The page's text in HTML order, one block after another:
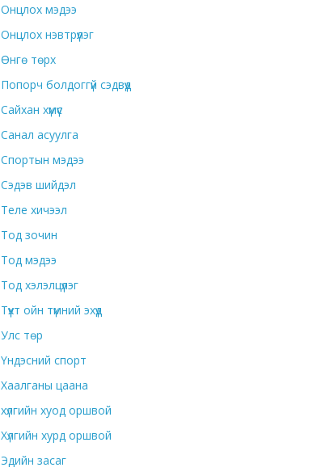
Онцлох мэдээ
Онцлох нэвтрүүлэг
Өнгө төрх
Попорч болдоггүй сэдвүүд
Сайхан хүмүүс
Санал асуулга
Спортын мэдээ
Сэдэв шийдэл
Теле хичээл
Тод зочин
Тод мэдээ
Тод хэлэлцүүлэг
Түүхт ойн түмний эхүүд
Улс төр
Үндэсний спорт
Хаалганы цаана
хүлгийн хуод оршвой
Хүлгийн хурд оршвой
Эдийн засаг